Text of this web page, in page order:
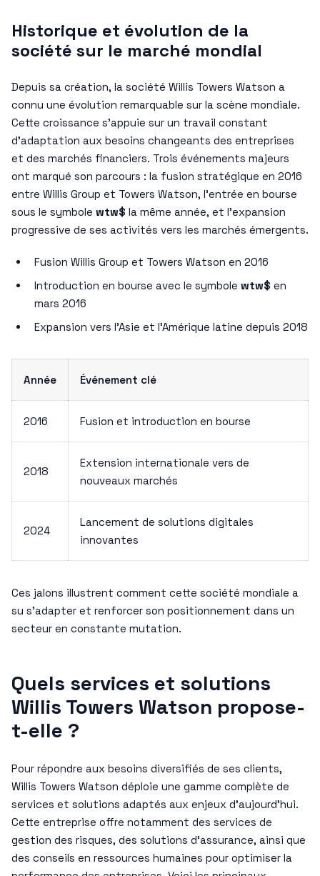
Historique et évolution de la
société sur le marché mondial
Depuis sa création, la société Willis Towers Watson a
connu une évolution remarquable sur la scène mondiale.
Cette croissance s’appuie sur un travail constant
d’adaptation aux besoins changeants des entreprises
et des marchés financiers. Trois événements majeurs
ont marqué son parcours : la fusion stratégique en 2016
entre Willis Group et Towers Watson, l’entrée en bourse
sous le symbole wtw$ la même année, et l’expansion
progressive de ses activités vers les marchés émergents.
Fusion Willis Group et Towers Watson en 2016
Introduction en bourse avec le symbole wtw$ en
mars 2016
Expansion vers l’Asie et l’Amérique latine depuis 2018
Année Événement clé
2016 Fusion et introduction en bourse
2018
Extension internationale vers de
nouveaux marchés
2024
Lancement de solutions digitales
innovantes
Ces jalons illustrent comment cette société mondiale a
su s’adapter et renforcer son positionnement dans un
secteur en constante mutation.
Quels services et solutions
Willis Towers Watson propose-
t-elle ?
Pour répondre aux besoins diversifiés de ses clients,
Willis Towers Watson déploie une gamme complète de
services et solutions adaptés aux enjeux d’aujourd’hui.
Cette entreprise offre notamment des services de
gestion des risques, des solutions d’assurance, ainsi que
des conseils en ressources humaines pour optimiser la